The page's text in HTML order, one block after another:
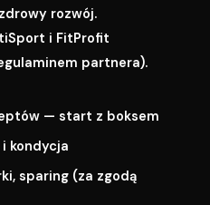
rozwój.
i FitProfit
partnera).
— start z boksem
kondycja
sparing (za zgodą